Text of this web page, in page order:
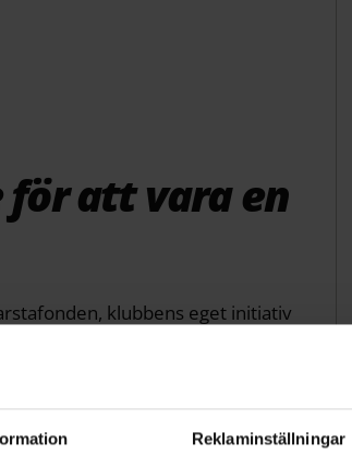
Reklaminställningar
att vara en
klubbens eget initiativ
lyfts också fram i motiveringen.